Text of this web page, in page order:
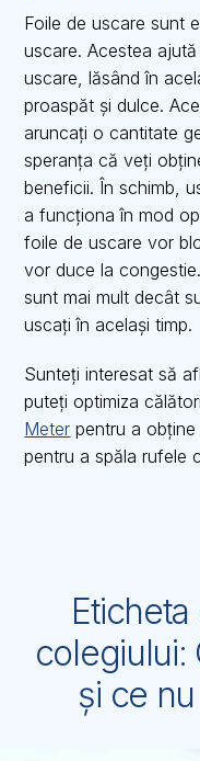
Foile de uscare sunt
uscare. Acestea
uscare, lăsând în
proaspăt și dulce.
aruncați o cantitate
speranța că veți
beneficii. În schimb,
a funcționa în mod
foile de uscare vor
vor duce la
sunt mai mult decât
uscați în același timp.
Sunteți interesat să
puteți optimiza
Meter pentru a
pentru a spăla rufele
colegiului:
și ce